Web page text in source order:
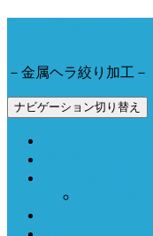
－金属ヘラ絞り加工－
ナビゲーション切り替え